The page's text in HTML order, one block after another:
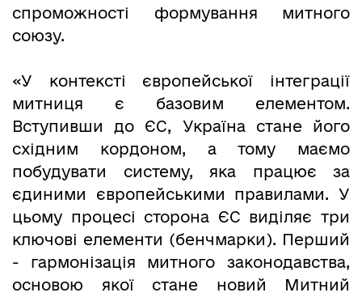
спроможності формування митного
союзу.
«У контексті європейської інтеграції
митниця є базовим елементом.
Вступивши до ЄС, Україна стане його
східним кордоном, а тому маємо
побудувати систему, яка працює за
єдиними європейськими правилами. У
цьому процесі сторона ЄС виділяє три
ключові елементи (бенчмарки). Перший
- гармонізація митного законодавства,
основою якої стане новий Митний